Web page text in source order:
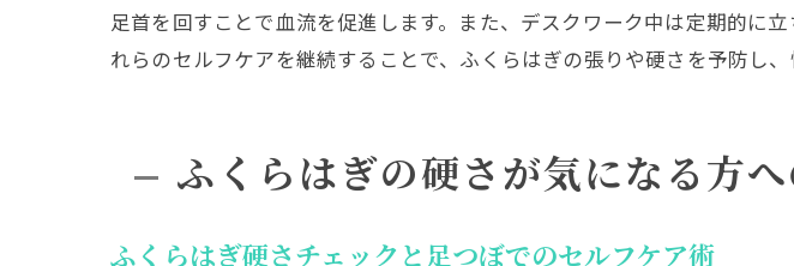
足首を回すことで血流を促進します。また、デスクワーク中は定期的に
れらのセルフケアを継続することで、ふくらはぎの張りや硬さを予防し、
ふくらはぎの硬さが気になる方
ふくらはぎ硬さチェックと足つぼでのセルフケア術